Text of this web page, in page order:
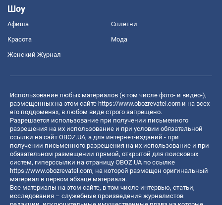
Шоу
Афиша Сплетни
Красота Мода
Женский Журнал
Использование любых материалов (в том числе фото- и видео-),
размещенных на этом сайте https://www.obozrevatel.com и на всех
его поддоменах, в любом виде строго запрещено.
Разрешается использование при получении письменного
разрешения на их использование и при условии обязательной
ссылки на сайт OBOZ.UA, а для интернет-изданий - при
получении письменного разрешения на их использование и при
обязательном размещении прямой, открытой для поисковых
систем, гиперссылки на страницу OBOZ.UA по ссылке
https://www.obozrevatel.com, на которой размещен оригинальный
материал в первом абзаце материала.
Все материалы на этом сайте, в том числе интервью, статьи,
исследования – служебные произведения журналистов